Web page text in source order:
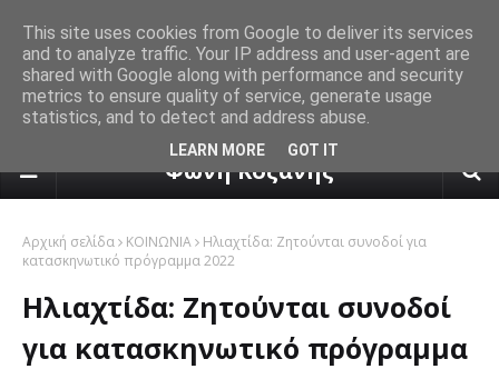
πρόγνωση καιρού από το
Φωνή Κοζάνης
Αρχική σελίδα ΚΟΙΝΩΝΙΑ
Ηλιαχτίδα: Ζητούνται συνοδοί για
κατασκηνωτικό πρόγραμμα 2022
Ηλιαχτίδα: Ζητούνται συνοδοί
για κατασκηνωτικό πρόγραμμα
This site uses cookies from Google to deliver its services
and to analyze traffic. Your IP address and user-agent are
shared with Google along with performance and security
metrics to ensure quality of service, generate usage
statistics, and to detect and address abuse.
LEARN MORE GOT IT